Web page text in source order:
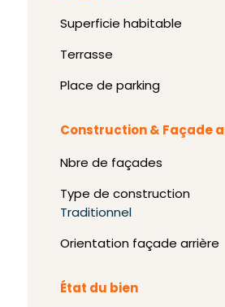
Superficie habitable
Terrasse
Place de parking
Construction & Façade
Nbre de façades
Type de construction
Traditionnel
Orientation façade arrière
État du bien